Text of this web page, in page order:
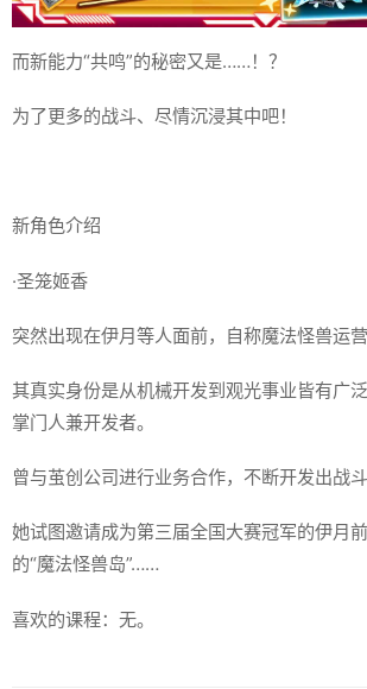
而新能力“共鸣”的秘密又是……！？
为了更多的战斗、尽情沉浸其中吧！
新角色介绍
·圣笼姬香
突然出现在伊月等人面前，自称魔法怪兽运
其真实身份是从机械开发到观光事业皆有广
掌门人兼开发者。
曾与茧创公司进行业务合作，不断开发出战
她试图邀请成为第三届全国大赛冠军的伊月
的“魔法怪兽岛”……
喜欢的课程：无。